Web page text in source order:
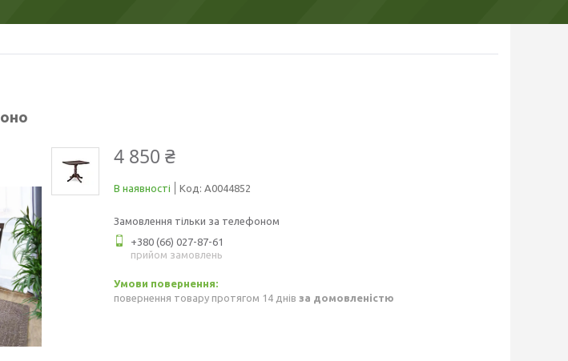
4 850 ₴
В наявності Код: А0044852
Замовлення тільки за телефоном
+380 (66) 027-87-61
прийом замовлень
повернення товару протягом 14 днів за домовленістю